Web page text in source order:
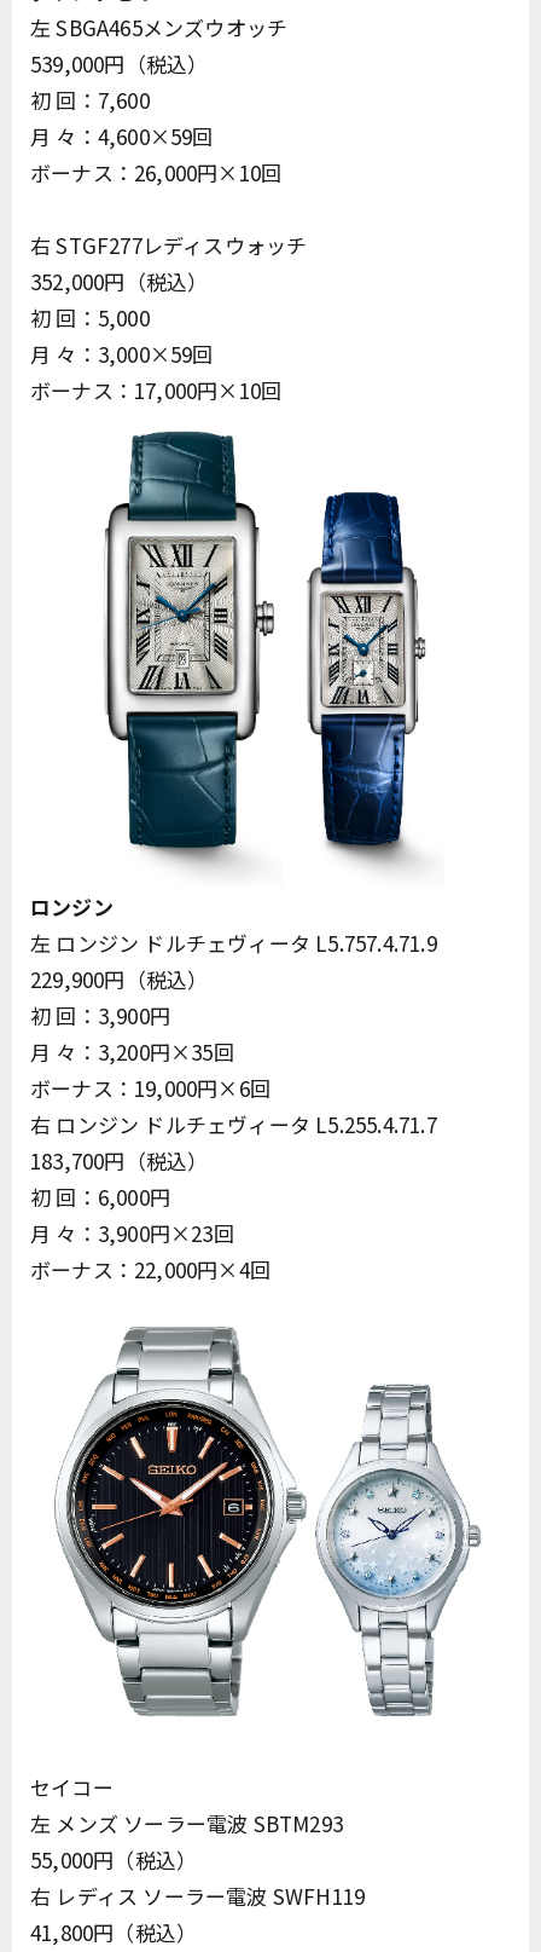
左 SBGA465メンズウオッチ
539,000円（税込）
初 回：7,600
月 々：4,600×59回
ボーナス：26,000円×10回
右 STGF277レディスウォッチ
352,000円（税込）
初 回：5,000
月 々：3,000×59回
ボーナス：17,000円×10回
ロンジン
左 ロンジン ドルチェヴィータ L5.757.4.71.9
229,900円（税込）
初 回：3,900円
月 々：3,200円×35回
ボーナス：19,000円×6回
右 ロンジン ドルチェヴィータ L5.255.4.71.7
183,700円（税込）
初 回：6,000円
月 々：3,900円×23回
ボーナス：22,000円×4回
セイコー
左 メンズ ソーラー電波 SBTM293
55,000円（税込）
右 レディス ソーラー電波 SWFH119
41,800円（税込）